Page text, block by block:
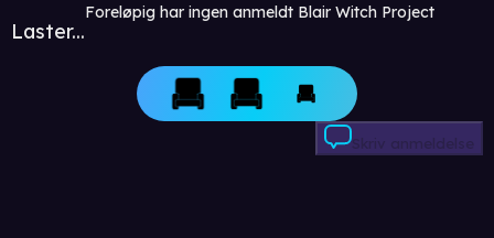
Laster...
Foreløpig har ingen anmeldt Blair Witch Project
Skriv anmeldelse